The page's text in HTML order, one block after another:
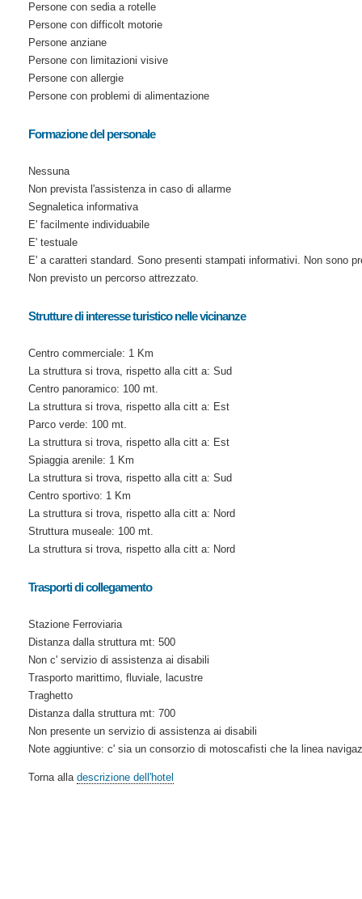
Persone con sedia a rotelle
Persone con difficolt motorie
Persone anziane
Persone con limitazioni visive
Persone con allergie
Persone con problemi di alimentazione
Formazione del personale
Nessuna
Non prevista l'assistenza in caso di allarme
Segnaletica informativa
E' facilmente individuabile
E' testuale
E' a caratteri standard. Sono presenti stampati informativi. Non sono
Non previsto un percorso attrezzato.
Strutture di interesse turistico nelle vicinanze
Centro commerciale: 1 Km
La struttura si trova, rispetto alla citt a: Sud
Centro panoramico: 100 mt.
La struttura si trova, rispetto alla citt a: Est
Parco verde: 100 mt.
La struttura si trova, rispetto alla citt a: Est
Spiaggia arenile: 1 Km
La struttura si trova, rispetto alla citt a: Sud
Centro sportivo: 1 Km
La struttura si trova, rispetto alla citt a: Nord
Struttura museale: 100 mt.
La struttura si trova, rispetto alla citt a: Nord
Trasporti di collegamento
Stazione Ferroviaria
Distanza dalla struttura mt: 500
Non c' servizio di assistenza ai disabili
Trasporto marittimo, fluviale, lacustre
Traghetto
Distanza dalla struttura mt: 700
Non presente un servizio di assistenza ai disabili
Note aggiuntive: c' sia un consorzio di motoscafisti che la linea
Torna alla descrizione dell'hotel